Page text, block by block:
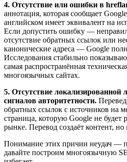
4. Отсутствие или ошибки в
аннотация, которая сообщает
английском имеет эквивалент на
Если допустить ошибку —
отсутствие обратных ссылок или
канонические адреса — Google
Исследования стабильно
самая распространённая
многоязычных сайтах.
5. Отсутствие локализированной
сигналов авторитетности.
обратных ссылок с источников на
страница, которую Google не будет
рынке. Перевод создаёт контент, но
Понимание этих причин неудач —
давайте построим многоязычную